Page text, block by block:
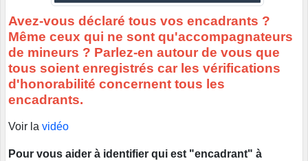
Avez-vous déclaré tous vos encadrants ?
Même ceux qui ne sont qu'accompagnateurs
de mineurs ? Parlez-en autour de vous que
tous soient enregistrés car les vérifications
d'honorabilité concernent tous les
encadrants.
Voir la vidéo
Pour vous aider à identifier qui est "encadrant" à